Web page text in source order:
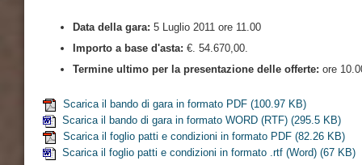
Data della gara: 5 Luglio 2011 ore 11.00
Importo a base d'asta: €. 54.670,00.
Termine ultimo per la presentazione delle offerte: ore
Scarica il bando di gara in formato PDF (100.97 KB)
Scarica il bando di gara in formato WORD (RTF) (295.5 KB)
Scarica il foglio patti e condizioni in formato PDF (82.26 KB)
Scarica il foglio patti e condizioni in formato .rtf (Word) (67 KB)